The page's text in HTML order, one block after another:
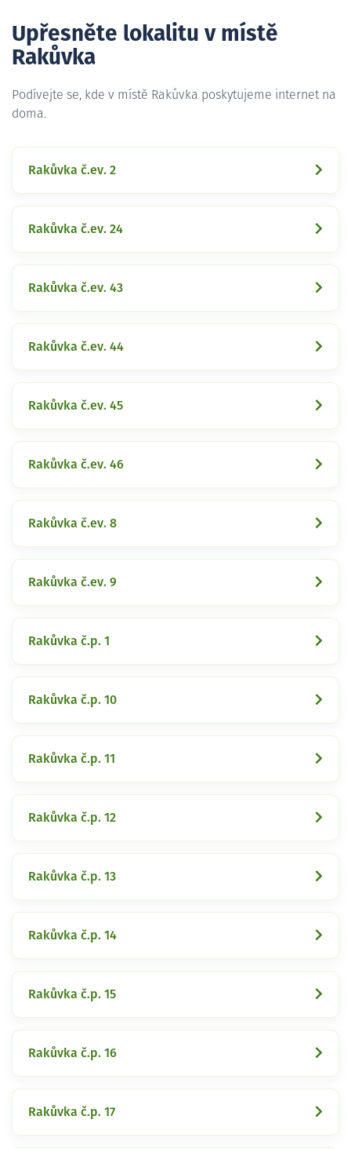
Upřesněte lokalitu v místě
Rakůvka
Podívejte se, kde v místě Rakůvka poskytujeme internet na
doma.
Rakůvka č.ev. 2
Rakůvka č.ev. 24
Rakůvka č.ev. 43
Rakůvka č.ev. 44
Rakůvka č.ev. 45
Rakůvka č.ev. 46
Rakůvka č.ev. 8
Rakůvka č.ev. 9
Rakůvka č.p. 1
Rakůvka č.p. 10
Rakůvka č.p. 11
Rakůvka č.p. 12
Rakůvka č.p. 13
Rakůvka č.p. 14
Rakůvka č.p. 15
Rakůvka č.p. 16
Rakůvka č.p. 17